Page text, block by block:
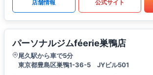
店舗情報 公式サイト
パーソナルジムféerie巣鴨店
尾久駅から車で5分
東京都豊島区巣鴨1-36-5 JYビル501